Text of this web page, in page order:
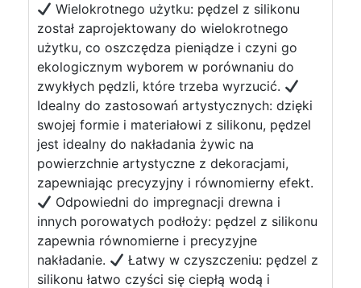
Wielokrotnego użytku: pędzel z silikonu
został zaprojektowany do wielokrotnego
użytku, co oszczędza pieniądze i czyni go
ekologicznym wyborem w porównaniu do
zwykłych pędzli, które trzeba wyrzucić.
Idealny do zastosowań artystycznych: dzięki
swojej formie i materiałowi z silikonu, pędzel
jest idealny do nakładania żywic na
powierzchnie artystyczne z dekoracjami,
zapewniając precyzyjny i równomierny efekt.
Odpowiedni do impregnacji drewna i
innych porowatych podłoży: pędzel z silikonu
zapewnia równomierne i precyzyjne
nakładanie.
Łatwy w czyszczeniu: pędzel z
silikonu łatwo czyści się ciepłą wodą i